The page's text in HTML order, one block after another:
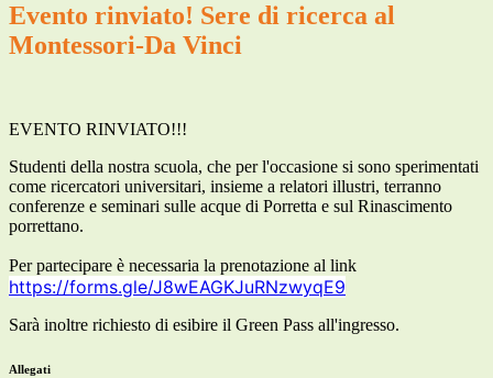
Evento rinviato! Sere di ricerca al
Montessori-Da Vinci
EVENTO RINVIATO!!!
Studenti della nostra scuola, che per l'occasione si sono sperimentati
come ricercatori universitari, insieme a relatori illustri, terranno
conferenze e seminari sulle acque di Porretta e sul Rinascimento
porrettano.
Per partecipare è necessaria la prenotazione al link
https://forms.gle/J8wEAGKJuRNzwyqE9
Sarà inoltre richiesto di esibire il Green Pass all'ingresso.
Allegati